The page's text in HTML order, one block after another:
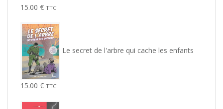
Note 5.00
15.00 € TTC
Le secret de l'arbre qui cache les enfants
15.00 € TTC